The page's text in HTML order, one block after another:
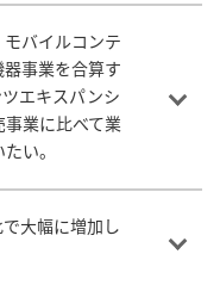
バイルコンテ
事業を合算す
エキスパンシ
業に比べて業
い。
大幅に増加し